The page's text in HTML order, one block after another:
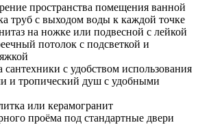
пространства помещения ванной
труб с выходом воды к каждой точке
на ножке или подвесной с лейкой
потолок с подсветкой и
с удобством использования
и тропический душ с удобными
или керамогранит
проёма под стандартные двери